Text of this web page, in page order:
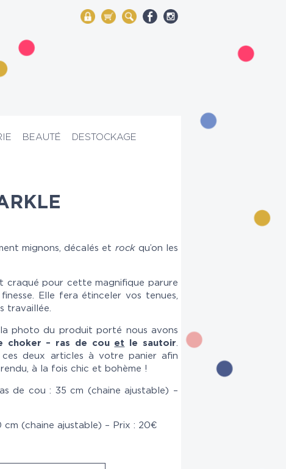
My Account
Mon panier
Rechercher
BEAUTÉ DESTOCKAGE
mignons, décalés et rockqu’on les
craqué pour cette magnifique parure
Elle fera étinceler vos tenues,
travaillée.
photo du produit porté nous avons
choker – ras de cou et le sautoir
ces deux articles à votre panier afin
à la fois chic et bohème !
de cou : 35 cm (chaine ajustable) –
cm (chaine ajustable) – Prix : 20€